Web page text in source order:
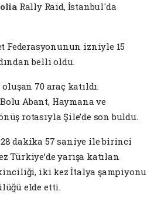
Rally Raid, İstanbul'da
Federasyonunun izniyle 15
belli oldu.
oluşan 70 araç katıldı.
Abant, Haymana ve
rotasıyla Şile’de son buldu.
dakika 57 saniye ile birinci
Türkiye’de yarışa katılan
iki kez İtalya şampiyonu
elde etti.